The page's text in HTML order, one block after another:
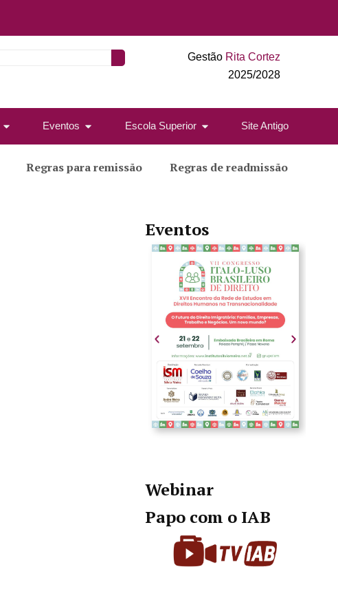
Gestão Rita Cortez
2025/2028
Eventos Escola Superior Site Antigo
Regras para remissão Regras de readmissão
Eventos
Webinar
Papo com o IAB